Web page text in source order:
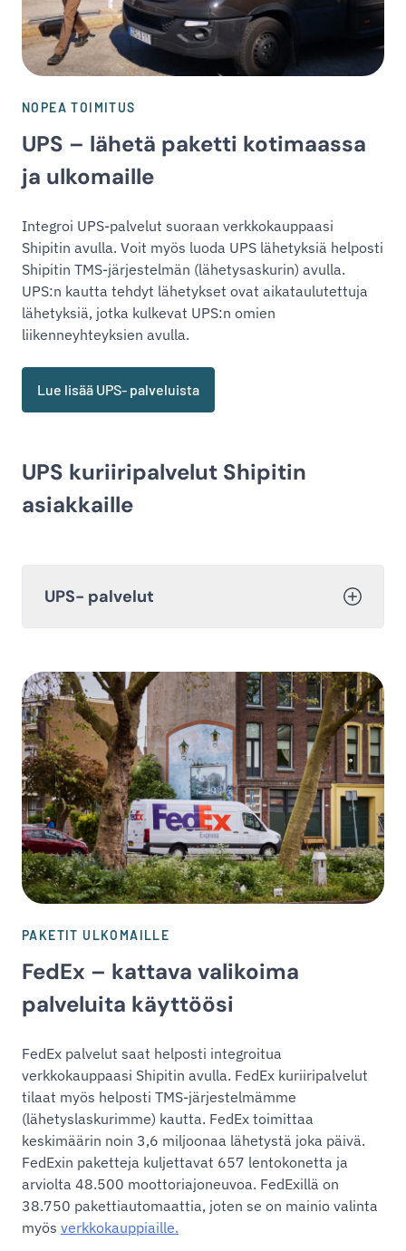
NOPEA TOIMITUS
UPS – lähetä paketti kotimaassa
ja ulkomaille
Integroi UPS-palvelut suoraan verkkokauppaasi
Shipitin avulla. Voit myös luoda UPS lähetyksiä helposti
Shipitin TMS-järjestelmän (lähetysaskurin) avulla.
UPS:n kautta tehdyt lähetykset ovat aikataulutettuja
lähetyksiä, jotka kulkevat UPS:n omien
liikenneyhteyksien avulla.
Lue lisää UPS- palveluista
UPS kuriiripalvelut Shipitin
asiakkaille
UPS- palvelut
PAKETIT ULKOMAILLE
FedEx – kattava valikoima
palveluita käyttöösi
FedEx palvelut saat helposti integroitua
verkkokauppaasi Shipitin avulla. FedEx kuriiripalvelut
tilaat myös helposti TMS-järjestelmämme
(lähetyslaskurimme) kautta. FedEx toimittaa
keskimäärin noin 3,6 miljoonaa lähetystä joka päivä.
FedExin paketteja kuljettavat 657 lentokonetta ja
arviolta 48.500 moottoriajoneuvoa. FedExillä on
38.750 pakettiautomaattia, joten se on mainio valinta
myös verkkokauppiaille.